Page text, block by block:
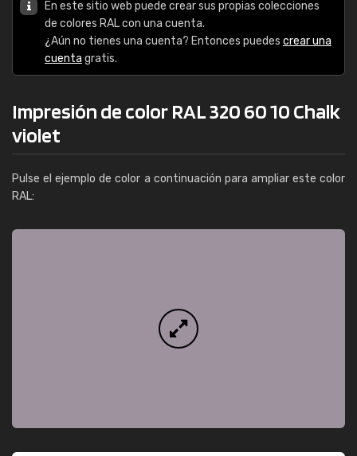
En este sitio web puede crear sus propias colecciones
de colores RAL con una cuenta.
¿Aún no tienes una cuenta? Entonces puedes crear una
cuenta gratis.
Impresión de color RAL 320 60 10 Chalk
violet
Pulse el ejemplo de color a continuación para ampliar este color
RAL: